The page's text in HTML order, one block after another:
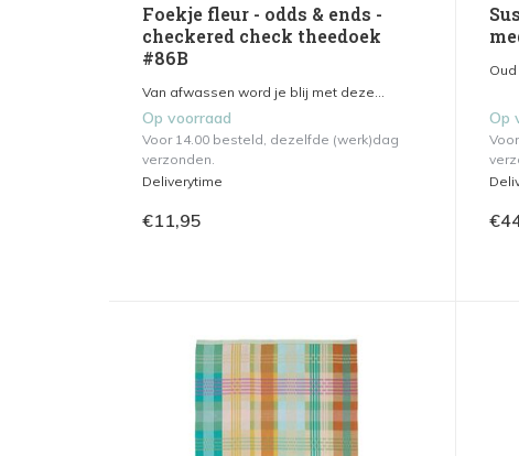
Foekje fleur - odds & ends -
checkered check theedoek
#86B
Van afwassen word je blij met deze...
Op voorraad
Voor 14.00 besteld, dezelfde (werk)dag
verzonden.
Deliverytime
€11,95
Op